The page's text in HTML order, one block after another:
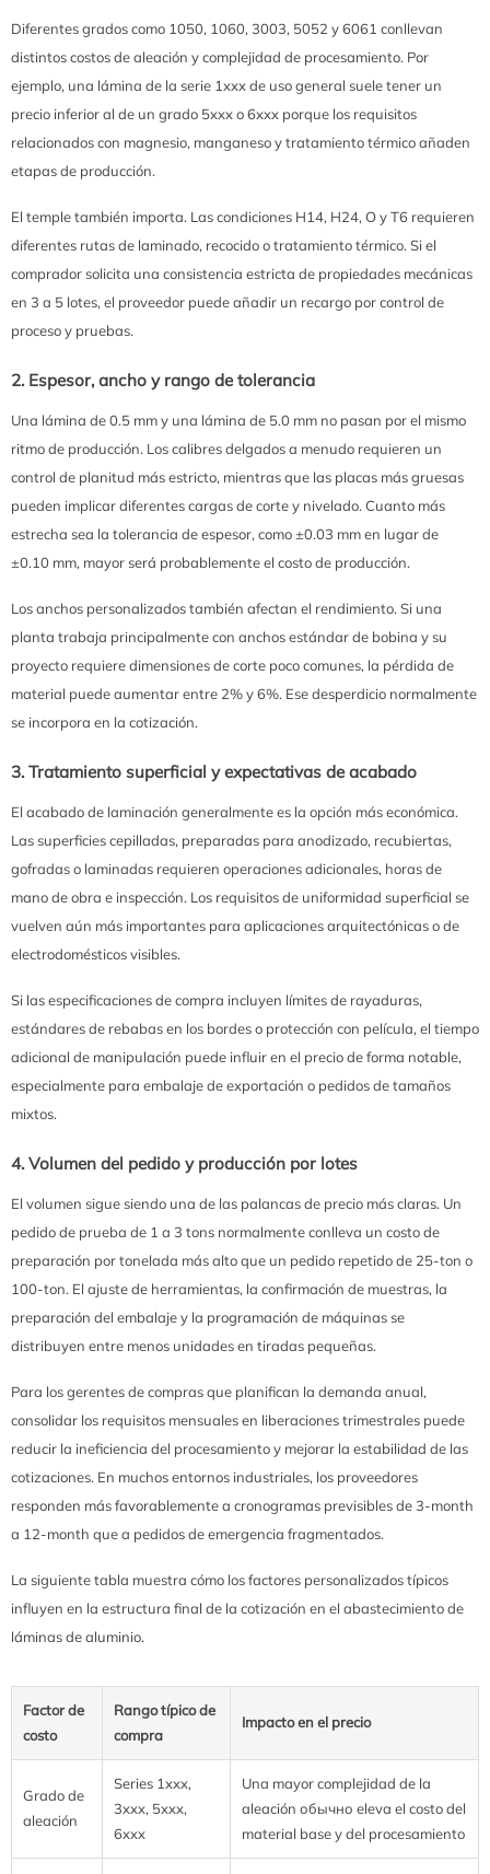
Diferentes grados como 1050, 1060, 3003, 5052 y 6061 conllevan
distintos costos de aleación y complejidad de procesamiento. Por
ejemplo, una lámina de la serie 1xxx de uso general suele tener un
precio inferior al de un grado 5xxx o 6xxx porque los requisitos
relacionados con magnesio, manganeso y tratamiento térmico añaden
etapas de producción.
El temple también importa. Las condiciones H14, H24, O y T6 requieren
diferentes rutas de laminado, recocido o tratamiento térmico. Si el
comprador solicita una consistencia estricta de propiedades mecánicas
en 3 a 5 lotes, el proveedor puede añadir un recargo por control de
proceso y pruebas.
2. Espesor, ancho y rango de tolerancia
Una lámina de 0.5 mm y una lámina de 5.0 mm no pasan por el mismo
ritmo de producción. Los calibres delgados a menudo requieren un
control de planitud más estricto, mientras que las placas más gruesas
pueden implicar diferentes cargas de corte y nivelado. Cuanto más
estrecha sea la tolerancia de espesor, como ±0.03 mm en lugar de
±0.10 mm, mayor será probablemente el costo de producción.
Los anchos personalizados también afectan el rendimiento. Si una
planta trabaja principalmente con anchos estándar de bobina y su
proyecto requiere dimensiones de corte poco comunes, la pérdida de
material puede aumentar entre 2% y 6%. Ese desperdicio normalmente
se incorpora en la cotización.
3. Tratamiento superficial y expectativas de acabado
El acabado de laminación generalmente es la opción más económica.
Las superficies cepilladas, preparadas para anodizado, recubiertas,
gofradas o laminadas requieren operaciones adicionales, horas de
mano de obra e inspección. Los requisitos de uniformidad superficial se
vuelven aún más importantes para aplicaciones arquitectónicas o de
electrodomésticos visibles.
Si las especificaciones de compra incluyen límites de rayaduras,
estándares de rebabas en los bordes o protección con película, el tiempo
adicional de manipulación puede influir en el precio de forma notable,
especialmente para embalaje de exportación o pedidos de tamaños
mixtos.
4. Volumen del pedido y producción por lotes
El volumen sigue siendo una de las palancas de precio más claras. Un
pedido de prueba de 1 a 3 tons normalmente conlleva un costo de
preparación por tonelada más alto que un pedido repetido de 25-ton o
100-ton. El ajuste de herramientas, la confirmación de muestras, la
preparación del embalaje y la programación de máquinas se
distribuyen entre menos unidades en tiradas pequeñas.
Para los gerentes de compras que planifican la demanda anual,
consolidar los requisitos mensuales en liberaciones trimestrales puede
reducir la ineficiencia del procesamiento y mejorar la estabilidad de las
cotizaciones. En muchos entornos industriales, los proveedores
responden más favorablemente a cronogramas previsibles de 3-month
a 12-month que a pedidos de emergencia fragmentados.
La siguiente tabla muestra cómo los factores personalizados típicos
influyen en la estructura final de la cotización en el abastecimiento de
láminas de aluminio.
Factor de
costo
Rango típico de
compra
Impacto en el precio
Grado de
aleación
Series 1xxx,
3xxx, 5xxx,
6xxx
Una mayor complejidad de la
aleación обычно eleva el costo del
material base y del procesamiento